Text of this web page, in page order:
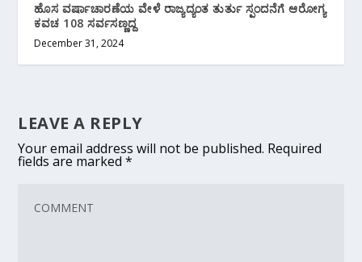
ಹೊಸ ವರ್ಷಾಚಾರಣೆಯ ವೇಳೆ ರಾಜ್ಯದ್ಯಂತ ತುರ್ತು ಸ್ಪಂದನೆಗೆ ಆರೋಗ್ಯ
ಕವಚ 108 ಸರ್ವಸಣ್ಣದ್ದ
December 31, 2024
LEAVE A REPLY
Your email address will not be published. Required
fields are marked*